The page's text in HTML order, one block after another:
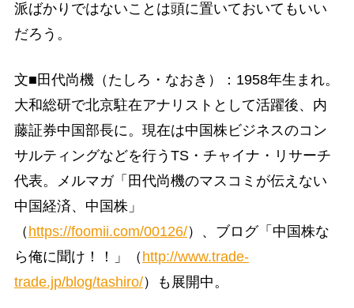
派ばかりではないことは頭に置いておいてもいい
だろう。
文■田代尚機（たしろ・なおき）：1958年生まれ。
大和総研で北京駐在アナリストとして活躍後、内
藤証券中国部長に。現在は中国株ビジネスのコン
サルティングなどを行うTS・チャイナ・リサーチ
代表。メルマガ「田代尚機のマスコミが伝えない
中国経済、中国株」
（ https://foomii.com/00126/）、ブログ「中国株な
ら俺に聞け！！」（ http://www.trade-
trade.jp/blog/tashiro/）も展開中。